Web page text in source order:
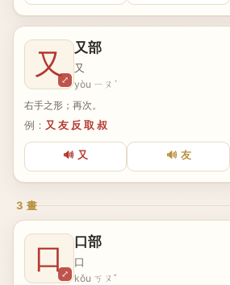
又⤢
又部
又
yòu ㄧㄡˋ
右手之形；再次。
例： 又 友 反 取 叔
🔊 又 🔊 友
3 畫
口⤢
口部
口
kǒu ㄎㄡˇ